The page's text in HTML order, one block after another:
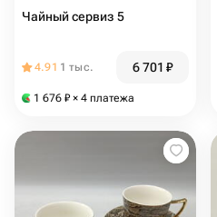
Чайный сервиз 5
4.91 1 тыс. 6 701 ₽
1 676 ₽ × 4 платежа